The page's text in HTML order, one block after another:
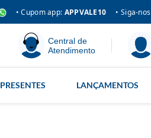
• Cupom app: APPVALE10 • Siga-nos
Central de
Atendimento
PRESENTES LANÇAMENTOS